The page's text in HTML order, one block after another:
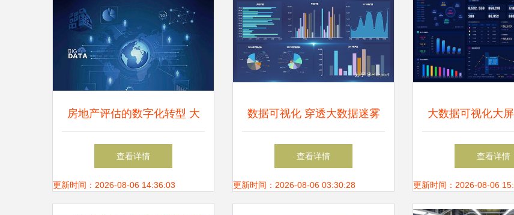
房地产评估的数字化转型 大
数据技术的革新与应用
查看详情
更新时间：2026-08-06 14:36:03
数据可视化 穿透大数据迷雾
的明灯
查看详情
更新时间：2026-08-06 03:30:28
大数据可视化大
的数据窗口
查看详情
更新时间：2026-08-06